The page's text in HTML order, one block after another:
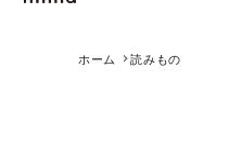
ホーム 読みもの